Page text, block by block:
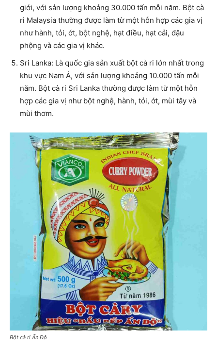
giới, với sản lượng khoảng 30.000 tấn mỗi năm. Bột cà
ri Malaysia thường được làm từ một hỗn hợp các gia vị
như hành, tỏi, ớt, bột nghệ, hạt điều, hạt cải, đậu
phộng và các gia vị khác.
Sri Lanka: Là quốc gia sản xuất bột cà ri lớn nhất trong
khu vực Nam Á, với sản lượng khoảng 10.000 tấn mỗi
năm. Bột cà ri Sri Lanka thường được làm từ một hỗn
hợp các gia vị như bột nghệ, hành, tỏi, ớt, mùi tây và
mùi thơm.
Bột cà ri Ấn Độ